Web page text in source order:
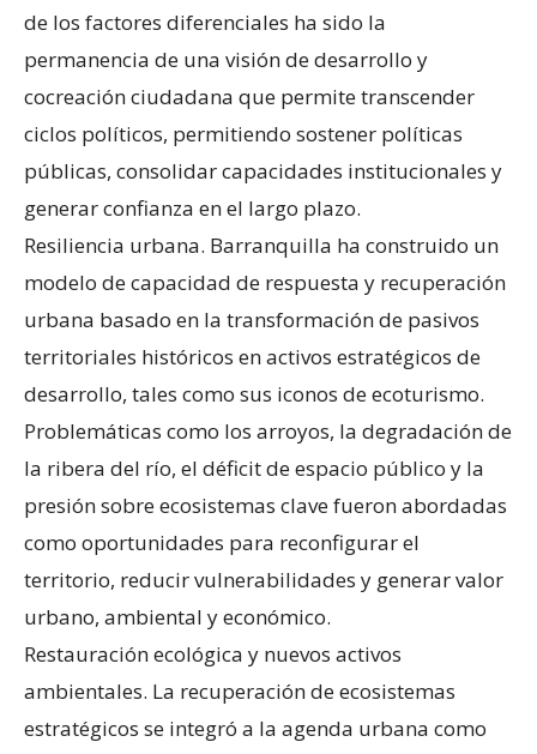
de los factores diferenciales ha sido la
permanencia de una visión de desarrollo y
cocreación ciudadana que permite transcender
ciclos políticos, permitiendo sostener políticas
públicas, consolidar capacidades institucionales y
generar confianza en el largo plazo.
Resiliencia urbana. Barranquilla ha construido un
modelo de capacidad de respuesta y recuperación
urbana basado en la transformación de pasivos
territoriales históricos en activos estratégicos de
desarrollo, tales como sus iconos de ecoturismo.
Problemáticas como los arroyos, la degradación de
la ribera del río, el déficit de espacio público y la
presión sobre ecosistemas clave fueron abordadas
como oportunidades para reconfigurar el
territorio, reducir vulnerabilidades y generar valor
urbano, ambiental y económico.
Restauración ecológica y nuevos activos
ambientales. La recuperación de ecosistemas
estratégicos se integró a la agenda urbana como